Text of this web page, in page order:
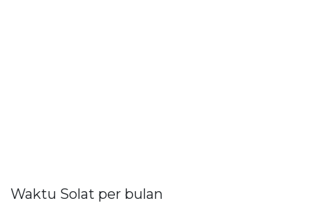
Waktu Solat per bulan